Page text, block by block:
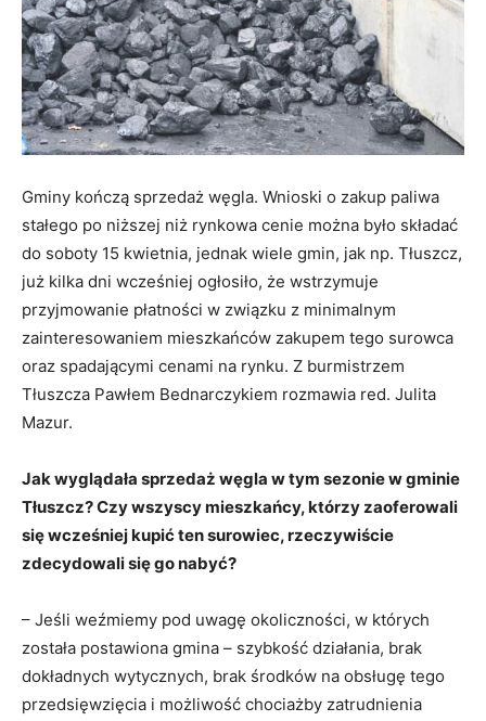
Gminy kończą sprzedaż węgla. Wnioski o zakup paliwa
stałego po niższej niż rynkowa cenie można było składać
do soboty 15 kwietnia, jednak wiele gmin, jak np. Tłuszcz,
już kilka dni wcześniej ogłosiło, że wstrzymuje
przyjmowanie płatności w związku z minimalnym
zainteresowaniem mieszkańców zakupem tego surowca
oraz spadającymi cenami na rynku. Z burmistrzem
Tłuszcza Pawłem Bednarczykiem rozmawia red. Julita
Mazur.
Jak wyglądała sprzedaż węgla w tym sezonie w gminie
Tłuszcz? Czy wszyscy mieszkańcy, którzy zaoferowali
się wcześniej kupić ten surowiec, rzeczywiście
zdecydowali się go nabyć?
– Jeśli weźmiemy pod uwagę okoliczności, w których
została postawiona gmina – szybkość działania, brak
dokładnych wytycznych, brak środków na obsługę tego
przedsięwzięcia i możliwość chociażby zatrudnienia